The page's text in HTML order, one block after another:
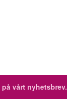
på vårt nyhetsbrev.